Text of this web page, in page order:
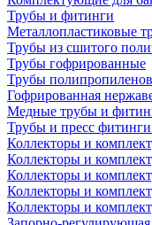
Трубы и фитинги
Металлопластиковые
Трубы из сшитого
Трубы гофрированные
Трубы
Гофрированная
Медные трубы и
Трубы и пресс
Коллекторы и
Коллекторы и
Коллекторы и
Коллекторы и
Коллекторы и